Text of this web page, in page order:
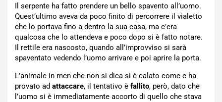
Il serpente ha fatto prendere un bello spavento all’uomo.
Quest’ultimo aveva da poco finito di percorrere il vialetto
che lo portava fino a dentro la sua casa, ma c’era
qualcosa che lo attendeva e poco dopo si è fatto notare.
Il rettile era nascosto, quando all’improvviso si sarà
spaventato vedendo l’uomo arrivare e poi aprire la porta.
L’animale in men che non si dica si è calato come e ha
provato ad attaccare, il tentativo è fallito, però, dato che
l’uomo si è immediatamente accorto di quello che stava